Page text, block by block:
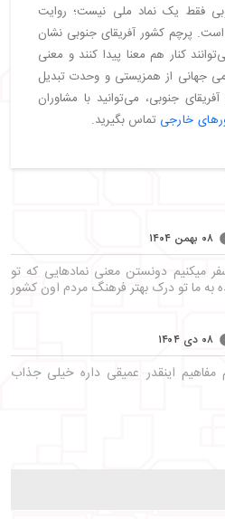
فقط یک نماد ملی نیست؛ روایت
است. پرچم کشور آفریقای جنوبی نشان
کنار هم معنا پیدا کنند و معنی
جهانی از همزیستی و وحدت تبدیل
جنوبی، می‌توانید با مشاوران
خارجی تماس بگیرید.
۰۸ بهمن ۱۴۰۴
میکنیم دونستن معنی نمادهایی که تو
به ما تو درک بهتر فرهنگ مردم اون کشور
۰۸ دی ۱۴۰۴
مفاهیم اینقدر عمیقی داره خیلی جذاب